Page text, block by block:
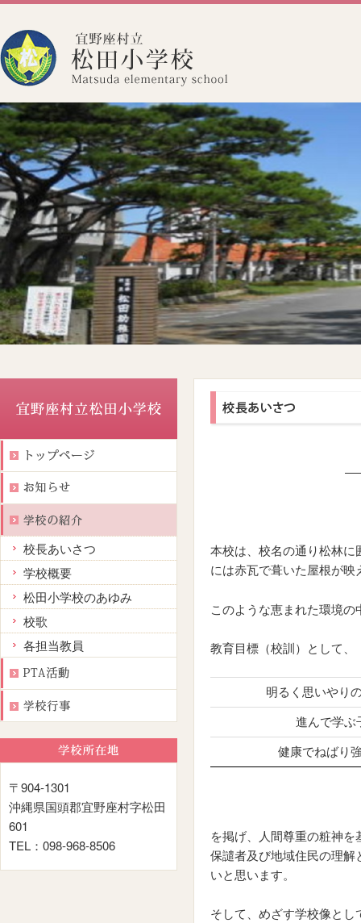
校長あいさつ
学校概要
松田小学校のあゆみ
校歌
各担当教員
〒904-1301
沖縄県国頭郡宜野座村字松田
601
TEL：098-968-8506
本校は、校名の通り松林
には赤瓦で葺いた屋根が
このような恵まれた環境
教育目標（校訓）として、
明るく思いやり
進んで学ぶ
健康でねばり
を掲げ、人間尊重の粧神
保譴者及び地域住民の理
いと思います。
そして、めざす学校像とし